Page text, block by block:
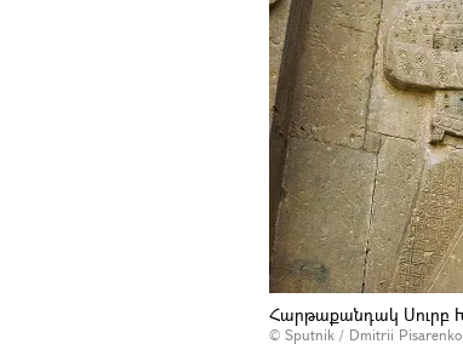
Հարթաքանդակ Սուրբ
© Sputnik / Dmitrii Pisarenko